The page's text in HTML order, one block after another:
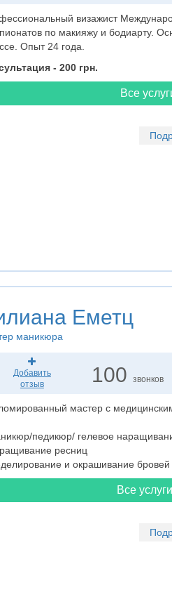
визажист
по макияжу и бодиарту.
Опыт 24 года.
- 200 грн.
Все
Еметц
маникюра
Добавить
отзыв
100звонков
мастер с
педикюр/ гелевое
ресниц
и окрашивание бровей
Все